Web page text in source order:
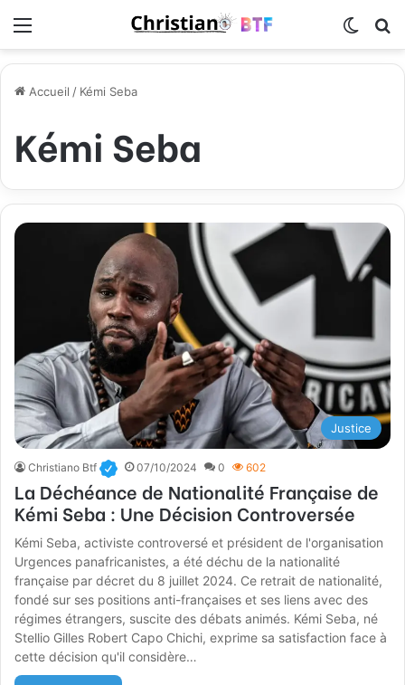
Accueil / Kémi Seba
Kémi Seba
Justice
Christiano Btf 07/10/2024 0 602
La Déchéance de Nationalité Française de
Kémi Seba : Une Décision Controversée
Kémi Seba, activiste controversé et président de l'organisation
Urgences panafricanistes, a été déchu de la nationalité
française par décret du 8 juillet 2024. Ce retrait de nationalité,
fondé sur ses positions anti-françaises et ses liens avec des
régimes étrangers, suscite des débats animés. Kémi Seba, né
Stellio Gilles Robert Capo Chichi, exprime sa satisfaction face à
cette décision qu'il considère…